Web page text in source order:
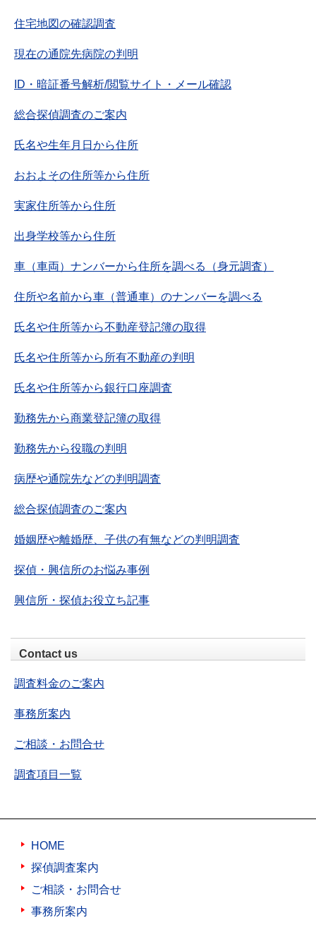
住宅地図の確認調査
現在の通院先病院の判明
ID・暗証番号解析/閲覧サイト・メール確認
総合探偵調査のご案内
氏名や生年月日から住所
おおよその住所等から住所
実家住所等から住所
出身学校等から住所
車（車両）ナンバーから住所を調べる（身元調査）
住所や名前から車（普通車）のナンバーを調べる
氏名や住所等から不動産登記簿の取得
氏名や住所等から所有不動産の判明
氏名や住所等から銀行口座調査
勤務先から商業登記簿の取得
勤務先から役職の判明
病歴や通院先などの判明調査
総合探偵調査のご案内
婚姻歴や離婚歴、子供の有無などの判明調査
探偵・興信所のお悩み事例
興信所・探偵お役立ち記事
Contact us
調査料金のご案内
事務所案内
ご相談・お問合せ
調査項目一覧
HOME
探偵調査案内
ご相談・お問合せ
事務所案内